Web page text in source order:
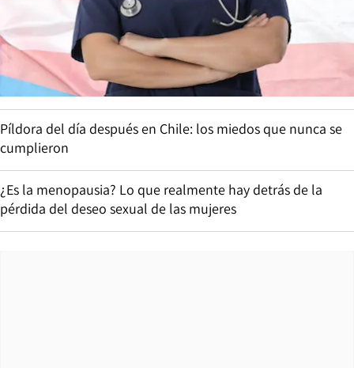
Píldora del día después en Chile: los miedos que nunca se
cumplieron
¿Es la menopausia? Lo que realmente hay detrás de la
pérdida del deseo sexual de las mujeres